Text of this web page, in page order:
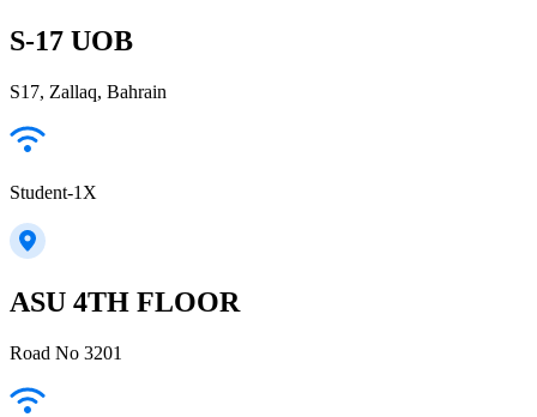
S-17 UOB
S17, Zallaq, Bahrain
Student-1X
ASU 4TH FLOOR
Road No 3201